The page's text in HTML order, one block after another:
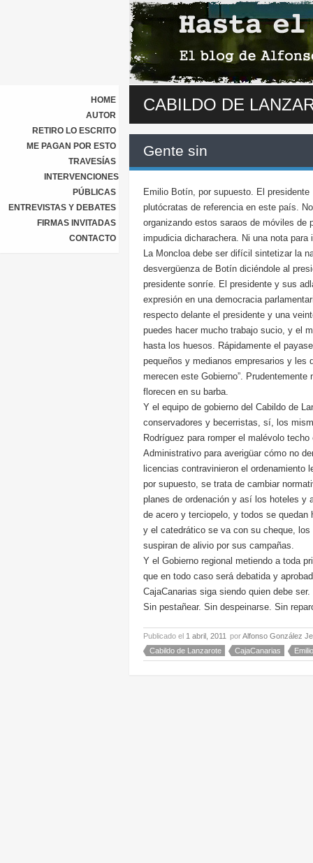
HOME
AUTOR
RETIRO LO ESCRITO
ME PAGAN POR ESTO
TRAVESÍAS
INTERVENCIONES
PÚBLICAS
ENTREVISTAS Y DEBATES
FIRMAS INVITADAS
CONTACTO
CABILDO DE
Gente sin
Emilio Botín, por supuesto. El
plutócratas de referencia en este país.
organizando estos saraos de móviles de
impudicia dicharachera. Ni una nota
La Moncloa debe ser difícil sintetizar la
desvergüenza de Botín diciéndole al
presidente sonríe. El presidente y sus
expresión en una democracia
respecto delante el presidente y una
puedes hacer mucho trabajo sucio, y el
hasta los huesos. Rápidamente el
pequeños y medianos empresarios y les
merecen este Gobierno”.
florecen en su barba.
Y el equipo de gobierno del Cabildo de
conservadores y becerristas, sí, los
Rodríguez para romper el malévolo
Administrativo para averigüar cómo no
licencias contravinieron el
por supuesto, se trata de cambiar
planes de ordenación y así los hoteles y
de acero y terciopelo, y todos se
y el catedrático se va con su cheque,
suspiran de alivio por sus campañas.
Y el Gobierno regional metiendo a toda
que en todo caso será debatida y
CajaCanarias siga siendo quien debe ser.
Sin pestañear. Sin despeinarse. Sin
Publicado el 1 abril, 2011 porAlfonso González
Cabildo de Lanzarote
CajaCanarias